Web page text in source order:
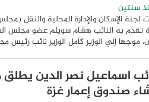
سنتين
لجنة الإسكان والإدارة المحلية والنقل
تقدم به النائب هشام سويلم عضو مجلس
موجها إلي الوزير كامل الوزير نائب رئيس
اسماعيل نصر الدين يطلق
صندوق إعمار غزة